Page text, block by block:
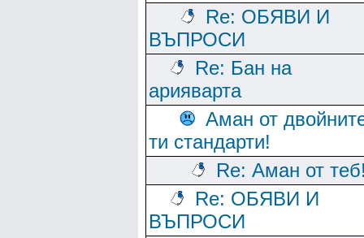
Re: ОБЯВИ И
ВЪПРОСИ
Re: Бан на
арияварта
Аман от
ти стандарти!
Re: Аман от
Re: ОБЯВИ И
ВЪПРОСИ